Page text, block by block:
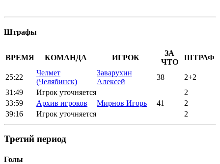
Штрафы
ВРЕМЯ КОМАНДА ИГРОК
ЗА
ЧТО
ШТРАФ
25:22
Челмет
(Челябинск)
Заварухин
Алексей
38
2+2
31:49
Игрок уточняется
2
33:59
Архив игроков Мирнов Игорь 41
2
39:16
Игрок уточняется 2
Третий период
Голы